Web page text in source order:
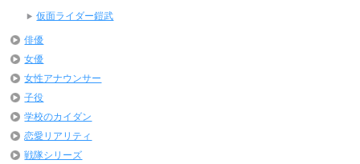
仮面ライダー鎧武
俳優
女優
女性アナウンサー
子役
学校のカイダン
恋愛リアリティ
戦隊シリーズ